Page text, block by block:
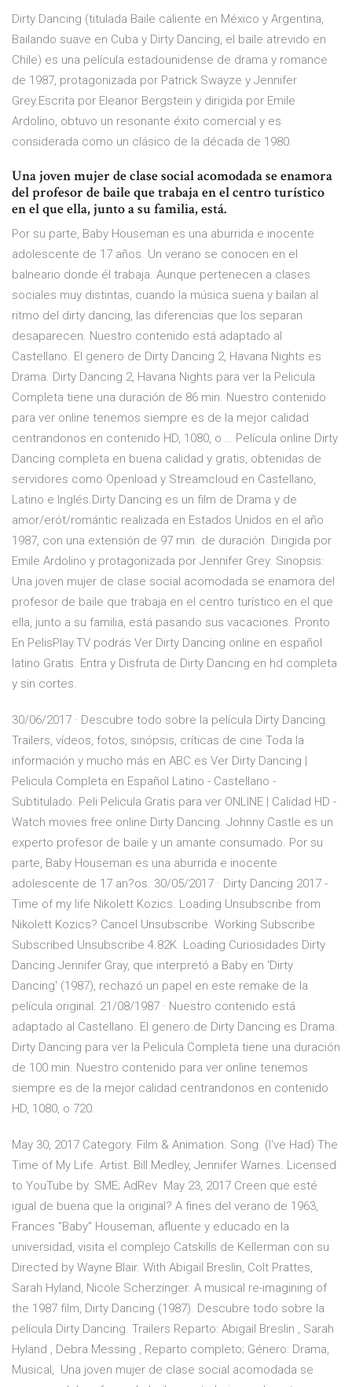
Dirty Dancing (titulada Baile caliente en México y Argentina,
Bailando suave en Cuba y Dirty Dancing, el baile atrevido en
Chile) es una película estadounidense de drama y romance
de 1987, protagonizada por Patrick Swayze y Jennifer
Grey.Escrita por Eleanor Bergstein y dirigida por Emile
Ardolino, obtuvo un resonante éxito comercial y es
considerada como un clásico de la década de 1980.
Una joven mujer de clase social acomodada se enamora
del profesor de baile que trabaja en el centro turístico
en el que ella, junto a su familia, está.
Por su parte, Baby Houseman es una aburrida e inocente
adolescente de 17 años. Un verano se conocen en el
balneario donde él trabaja. Aunque pertenecen a clases
sociales muy distintas, cuando la música suena y bailan al
ritmo del dirty dancing, las diferencias que los separan
desaparecen. Nuestro contenido está adaptado al
Castellano. El genero de Dirty Dancing 2, Havana Nights es
Drama. Dirty Dancing 2, Havana Nights para ver la Pelicula
Completa tiene una duración de 86 min. Nuestro contenido
para ver online tenemos siempre es de la mejor calidad
centrandonos en contenido HD, 1080, o … Película online Dirty
Dancing completa en buena calidad y gratis, obtenidas de
servidores como Openload y Streamcloud en Castellano,
Latino e Inglés.Dirty Dancing es un film de Drama y de
amor/erót/romántic realizada en Estados Unidos en el año
1987, con una extensión de 97 min. de duración. Dirigida por
Emile Ardolino y protagonizada por Jennifer Grey. Sinopsis:
Una joven mujer de clase social acomodada se enamora del
profesor de baile que trabaja en el centro turístico en el que
ella, junto a su familia, está pasando sus vacaciones. Pronto
En PelisPlay.TV podrás Ver Dirty Dancing online en español
latino Gratis. Entra y Disfruta de Dirty Dancing en hd completa
y sin cortes.
30/06/2017 · Descubre todo sobre la película Dirty Dancing.
Trailers, vídeos, fotos, sinópsis, críticas de cine Toda la
información y mucho más en ABC.es Ver Dirty Dancing |
Pelicula Completa en Español Latino - Castellano -
Subtitulado. Peli Pelicula Gratis para ver ONLINE | Calidad HD -
Watch movies free online Dirty Dancing. Johnny Castle es un
experto profesor de baile y un amante consumado. Por su
parte, Baby Houseman es una aburrida e inocente
adolescente de 17 an?os. 30/05/2017 · Dirty Dancing 2017 -
Time of my life Nikolett Kozics. Loading Unsubscribe from
Nikolett Kozics? Cancel Unsubscribe. Working Subscribe
Subscribed Unsubscribe 4.82K. Loading Curiosidades Dirty
Dancing Jennifer Gray, que interpretó a Baby en 'Dirty
Dancing' (1987), rechazó un papel en este remake de la
película original. 21/08/1987 · Nuestro contenido está
adaptado al Castellano. El genero de Dirty Dancing es Drama.
Dirty Dancing para ver la Pelicula Completa tiene una duración
de 100 min. Nuestro contenido para ver online tenemos
siempre es de la mejor calidad centrandonos en contenido
HD, 1080, o 720.
May 30, 2017 Category. Film & Animation. Song. (I've Had) The
Time of My Life. Artist. Bill Medley, Jennifer Warnes. Licensed
to YouTube by. SME; AdRev May 23, 2017 Creen que esté
igual de buena que la original? A fines del verano de 1963,
Frances "Baby" Houseman, afluente y educado en la
universidad, visita el complejo Catskills de Kellerman con su
Directed by Wayne Blair. With Abigail Breslin, Colt Prattes,
Sarah Hyland, Nicole Scherzinger. A musical re-imagining of
the 1987 film, Dirty Dancing (1987). Descubre todo sobre la
película Dirty Dancing. Trailers Reparto: Abigail Breslin , Sarah
Hyland , Debra Messing , Reparto completo; Género: Drama,
Musical, Una joven mujer de clase social acomodada se